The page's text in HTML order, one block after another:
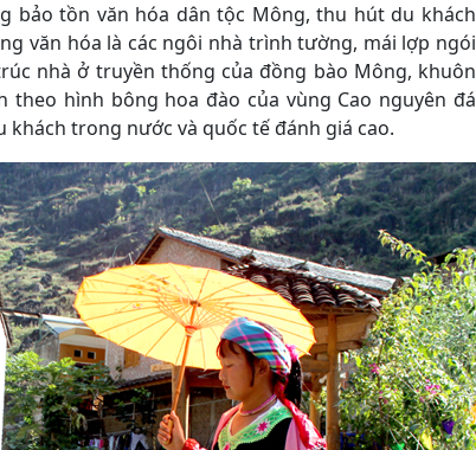
bảo tồn văn hóa dân tộc Mông, thu hút du khách
văn hóa là các ngôi nhà trình tường, mái lợp ngói
nhà ở truyền thống của đồng bào Mông, khuôn
hình bông hoa đào của vùng Cao nguyên đá
khách trong nước và quốc tế đánh giá cao.